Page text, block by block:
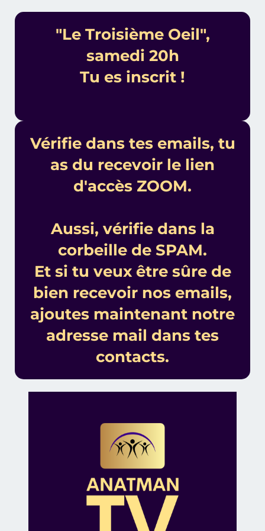
"Le Troisième Oeil",
samedi 20h
Tu es inscrit !
Vérifie dans tes emails, tu
as du recevoir le lien
d'accès ZOOM.
Aussi, vérifie dans la
corbeille de SPAM.
Et si tu veux être sûre de
bien recevoir nos emails,
ajoutes maintenant notre
adresse mail dans tes
contacts.